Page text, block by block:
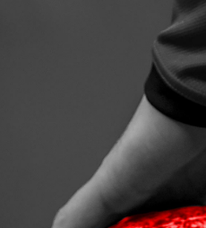
+49 40 8000 848 61
info@squadzone.com
SquadZone GmbH
Stadthausbrücke 8
20355 Hamburg